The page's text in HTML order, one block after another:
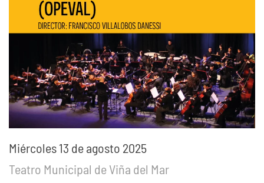
Miércoles 13 de agosto 2025
Teatro Municipal de Viña del Mar